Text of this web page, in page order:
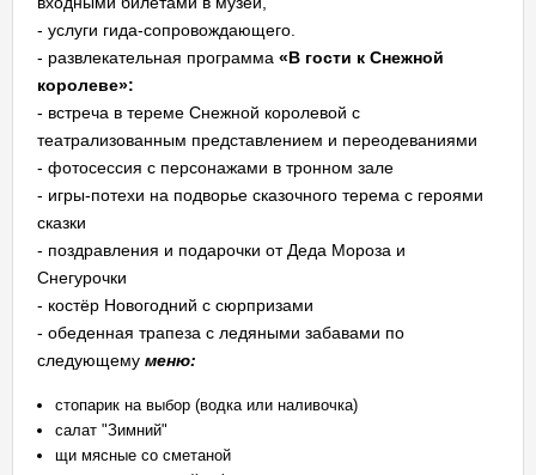
- услуги гида-сопровождающего.
- развлекательная программа «В гости к Снежной
королеве»:
- встреча в тереме Снежной королевой с
театрализованным представлением и переодеваниями
- фотосессия с персонажами в тронном зале
- игры-потехи на подворье сказочного терема с героями
сказки
- поздравления и подарочки от Деда Мороза и
Снегурочки
- костёр Новогодний с сюрпризами
- обеденная трапеза с ледяными забавами по
следующему меню:
стопарик на выбор (водка или наливочка)
салат "Зимний"
щи мясные со сметаной